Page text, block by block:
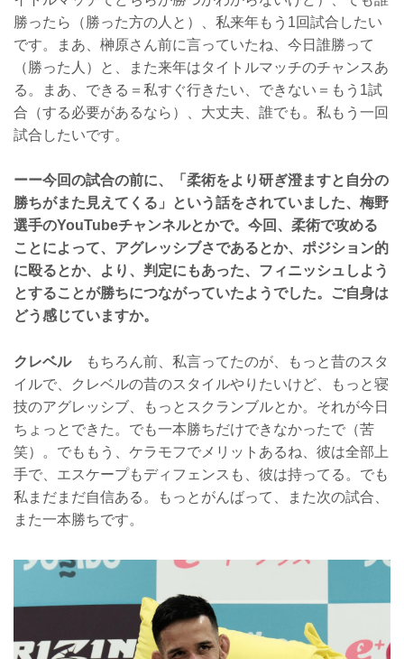
勝ったら（勝った方の人と）、私来年もう1回試合したい
です。まあ、榊原さん前に言っていたね、今日誰勝って
（勝った人）と、また来年はタイトルマッチのチャンスあ
る。まあ、できる＝私すぐ行きたい、できない＝もう1試
合（する必要があるなら）、大丈夫、誰でも。私もう一回
試合したいです。
ーー今回の試合の前に、「柔術をより研ぎ澄ますと自分の
勝ちがまた見えてくる」という話をされていました、梅野
選手のYouTubeチャンネルとかで。今回、柔術で攻める
ことによって、アグレッシブさであるとか、ポジション的
に殴るとか、より、判定にもあった、フィニッシュしよう
とすることが勝ちにつながっていたようでした。ご自身は
どう感じていますか。
クレベルもちろん前、私言ってたのが、もっと昔のスタ
イルで、クレベルの昔のスタイルやりたいけど、もっと寝
技のアグレッシブ、もっとスクランブルとか。それが今日
ちょっとできた。でも一本勝ちだけできなかったで（苦
笑）。でももう、ケラモフでメリットあるね、彼は全部上
手で、エスケープもディフェンスも、彼は持ってる。でも
私まだまだ自信ある。もっとがんばって、また次の試合、
また一本勝ちです。